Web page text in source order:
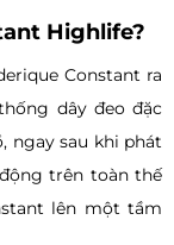
Highlife?
Constant ra
dây đeo đặc
ngay sau khi phát
trên toàn thế
lên một tầm